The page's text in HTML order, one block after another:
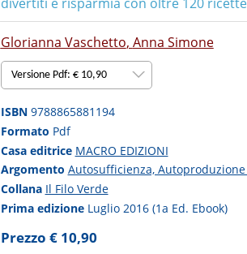
Glorianna Vaschetto, Anna Simone
Versione Pdf: € 10,90
ISBN 9788865881194
Formato Pdf
Casa editrice MACRO EDIZIONI
Argomento Autosufficienza,
Collana Il Filo Verde
Prima edizione Luglio 2016 (1a Ed. Ebook)
Prezzo € 10,90